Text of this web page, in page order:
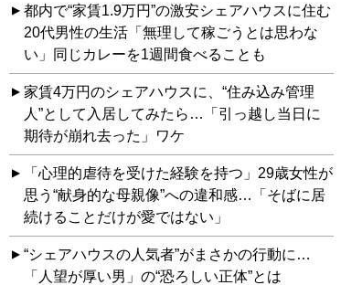
都内で“家賃1.9万円”の激安シェアハウスに住む
20代男性の生活「無理して稼ごうとは思わな
い」同じカレーを1週間食べることも
家賃4万円のシェアハウスに、“住み込み管理
人”として入居してみたら…「引っ越し当日に
期待が崩れ去った」ワケ
「心理的虐待を受けた経験を持つ」29歳女性が
思う“献身的な母親像”への違和感…「そばに居
続けることだけが愛ではない」
“シェアハウスの人気者”がまさかの行動に…
「人望が厚い男」の“恐ろしい正体”とは